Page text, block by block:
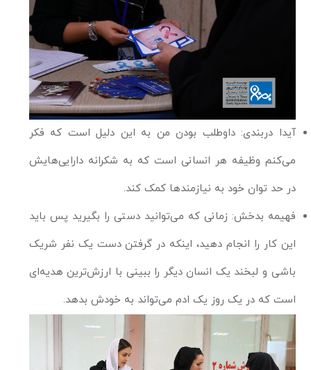
آیدا دربندی: داوطلب بودن من به این دلیل است که فکر
می‌کنم وظیفه هر انسانی است که به شکرانه دارایی‌هایش
در حد توان خود به نیازمند‌ها کمک کند.
فهیمه بدخش: زمانی که می‌توانید دستی را بگیرید پس باید
این کار را انجام دهید، اینکه در گرفتن دست یک نفر شریک
باشی و لبخند یک انسان دیگر را ببینی با ارزش‌ترین هدیه‌ای
است که در یک روز یک ادم می‌تواند به خودش بدهد.